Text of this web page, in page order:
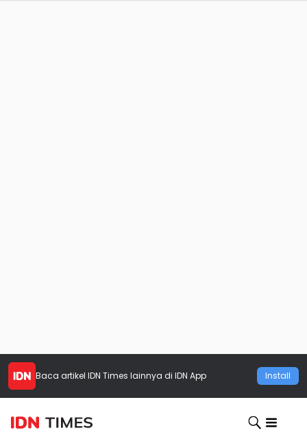
Baca artikel IDN Times lainnya di IDN App Install